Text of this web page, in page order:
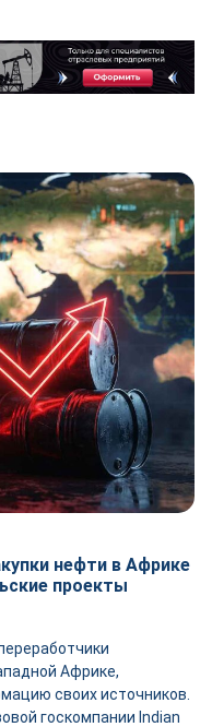
нефти в Африке
проекты
Африке,
своих источников.
госкомпании Indian